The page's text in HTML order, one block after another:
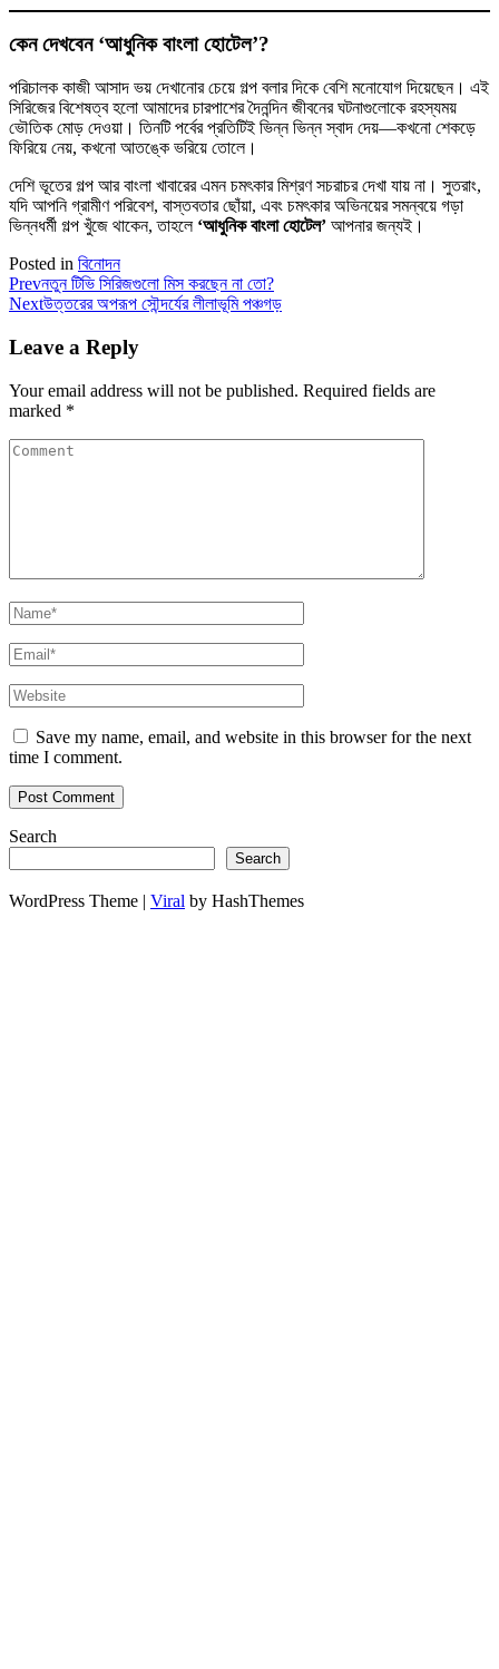
কেন দেখবেন ‘আধুনিক বাংলা হোটেল’?
পরিচালক কাজী আসাদ ভয় দেখানোর চেয়ে গল্প বলার দিকে বেশি মনোযোগ দিয়েছেন। এই
সিরিজের বিশেষত্ব হলো আমাদের চারপাশের দৈনন্দিন জীবনের ঘটনাগুলোকে রহস্যময়
ভৌতিক মোড় দেওয়া। তিনটি পর্বের প্রতিটিই ভিন্ন ভিন্ন স্বাদ দেয়—কখনো শেকড়ে
ফিরিয়ে নেয়, কখনো আতঙ্কে ভরিয়ে তোলে।
দেশি ভূতের গল্প আর বাংলা খাবারের এমন চমৎকার মিশ্রণ সচরাচর দেখা যায় না। সুতরাং,
যদি আপনি গ্রামীণ পরিবেশ, বাস্তবতার ছোঁয়া, এবং চমৎকার অভিনয়ের সমন্বয়ে গড়া
ভিন্নধর্মী গল্প খুঁজে থাকেন, তাহলে ‘আধুনিক বাংলা হোটেল’ আপনার জন্যই।
Posted in বিনোদন
Prevনতুন টিভি সিরিজগুলো মিস করছেন না তো?
Nextউত্তরের অপরূপ সৌন্দর্যের লীলাভূমি পঞ্চগড়
Leave a Reply
Your email address will not be published. Required fields are
marked *
Save my name, email, and website in this browser for the next
time I comment.
Search
Search
WordPress Theme | Viral by HashThemes